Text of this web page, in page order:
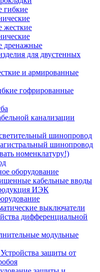
гибкие
жесткие
дренажные
для двустенных
и армированные
гофрированные
канализации
шинопровод
шинопровод
номенклатуру!)
оборудование
кабельные вводы
ИЭК
выключатели
дифференциальной
модульные
защиты от